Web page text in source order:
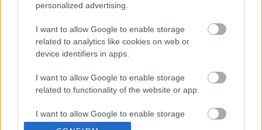
personalized advertising.
I want to allow Google to enable storage
related to analytics like cookies on web or
device identifiers in apps.
I want to allow Google to enable storage
related to functionality of the website or app.
I want to allow Google to enable storage
related to personalization.
és közreadásában. Végignézve a 100 éneket és dalt…